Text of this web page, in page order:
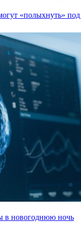
«полыхнуть»
в новогоднюю ночь